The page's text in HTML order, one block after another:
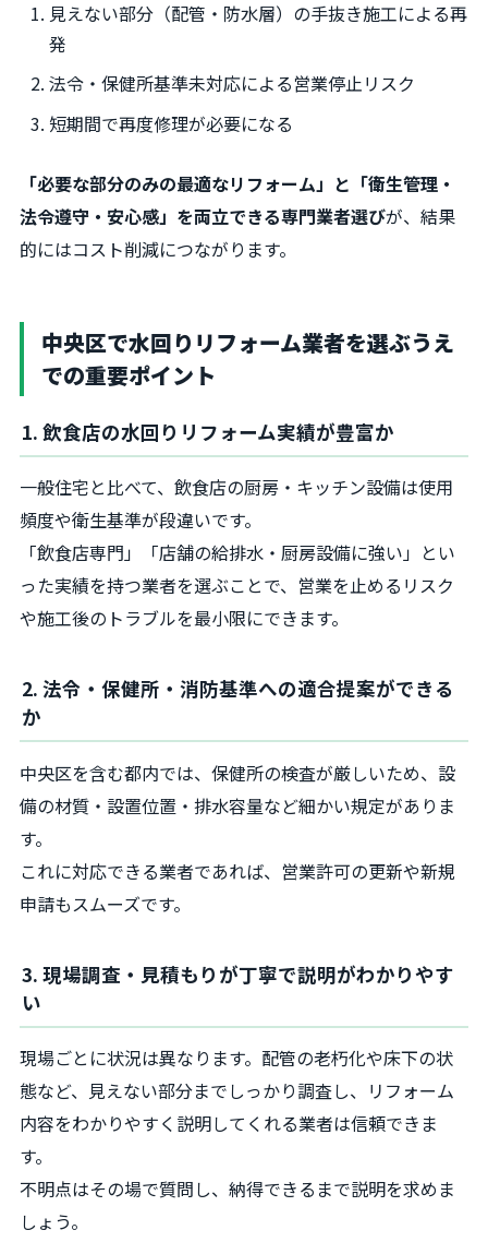
見えない部分（配管・防水層）の手抜き施工による再
発
法令・保健所基準未対応による営業停止リスク
短期間で再度修理が必要になる
「必要な部分のみの最適なリフォーム」と「衛生管理・
法令遵守・安心感」を両立できる専門業者選びが、結果
的にはコスト削減につながります。
中央区で水回りリフォーム業者を選ぶうえ
での重要ポイント
1. 飲食店の水回りリフォーム実績が豊富か
一般住宅と比べて、飲食店の厨房・キッチン設備は使用
頻度や衛生基準が段違いです。
「飲食店専門」「店舗の給排水・厨房設備に強い」とい
った実績を持つ業者を選ぶことで、営業を止めるリスク
や施工後のトラブルを最小限にできます。
2. 法令・保健所・消防基準への適合提案ができる
か
中央区を含む都内では、保健所の検査が厳しいため、設
備の材質・設置位置・排水容量など細かい規定がありま
す。
これに対応できる業者であれば、営業許可の更新や新規
申請もスムーズです。
3. 現場調査・見積もりが丁寧で説明がわかりやす
い
現場ごとに状況は異なります。配管の老朽化や床下の状
態など、見えない部分までしっかり調査し、リフォーム
内容をわかりやすく説明してくれる業者は信頼できま
す。
不明点はその場で質問し、納得できるまで説明を求めま
しょう。